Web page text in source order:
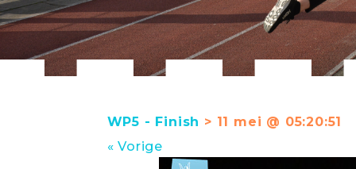
WP5 - Finish > 11 mei @ 05:20:51
« Vorige